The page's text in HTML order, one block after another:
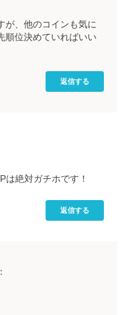
が、他のコインも気に
順位決めていればいい
返信する
は絶対ガチホです！
返信する